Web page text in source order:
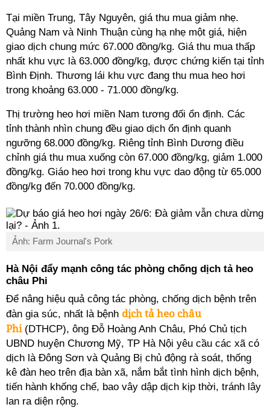
Tại miền Trung, Tây Nguyên, giá thu mua giảm nhẹ.
Quảng Nam và Ninh Thuận cùng hạ nhẹ một giá, hiện
giao dịch chung mức 67.000 đồng/kg. Giá thu mua thấp
nhất khu vực là 63.000 đồng/kg, được chứng kiến tại tỉnh
Bình Định. Thương lái khu vực đang thu mua heo hơi
trong khoảng 63.000 - 71.000 đồng/kg.
Thị trường heo hơi miền Nam tương đối ổn định. Các
tỉnh thành nhìn chung đều giao dịch ổn định quanh
ngưỡng 68.000 đồng/kg. Riêng tỉnh Bình Dương điều
chỉnh giá thu mua xuống còn 67.000 đồng/kg, giảm 1.000
đồng/kg. Giáo heo hơi trong khu vực dao động từ 65.000
đồng/kg đến 70.000 đồng/kg.
Ảnh: Farm Journal's Pork
Hà Nội đẩy mạnh công tác phòng chống dịch tả heo
châu Phi
Để nâng hiệu quả công tác phòng, chống dịch bệnh trên
đàn gia súc, nhất là bệnh dịch tả heo châu
Phi(DTHCP), ông Đỗ Hoàng Anh Châu, Phó Chủ tịch
UBND huyện Chương Mỹ, TP Hà Nội yêu cầu các xã có
dịch là Đông Sơn và Quảng Bị chủ động rà soát, thống
kê đàn heo trên địa bàn xã, nắm bắt tình hình dịch bệnh,
tiến hành khống chế, bao vây dập dịch kịp thời, tránh lây
lan ra diện rộng.